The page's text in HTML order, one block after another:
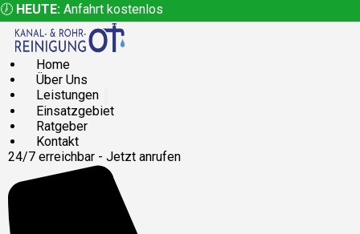
🕖 HEUTE: Anfahrt kostenlos
Home
Über Uns
Leistungen
Einsatzgebiet
Ratgeber
Kontakt
24/7 erreichbar - Jetzt anrufen